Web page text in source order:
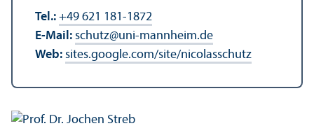
Tel.: +49 621 181-1872
E-Mail: schutz@uni-mannheim.de
Web: sites.google.com/site/nicolasschutz